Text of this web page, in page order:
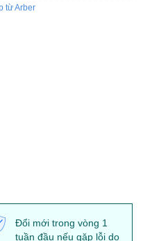
từ Arber
Đổi mới trong vòng 1
tuần đầu nếu gặp lỗi do